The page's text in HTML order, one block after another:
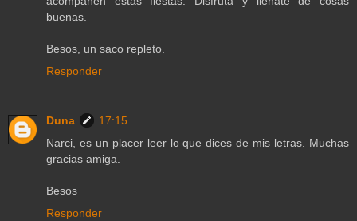
buenas.
Besos, un saco repleto.
Responder
Duna
17:15
Narci, es un placer leer lo que dices de mis letras. Muchas
gracias amiga.
Besos
Responder